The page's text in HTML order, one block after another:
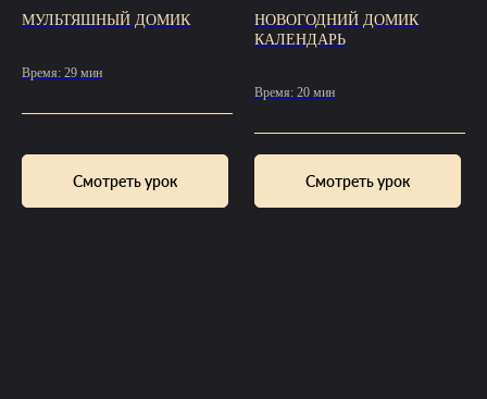
МУЛЬТЯШНЫЙ ДОМИК
Время: 29 мин
Смотреть урок
НОВОГОДНИЙ ДОМИК
КАЛЕНДАРЬ
Время: 20 мин
Смотреть урок